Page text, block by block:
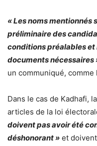
« Les noms mentionnés
préliminaire des
conditions préalables et
documents nécessaires
un communiqué, comme
Dans le cas de Kadhafi,
articles de la loi
doivent pas avoir été
déshonorant » et